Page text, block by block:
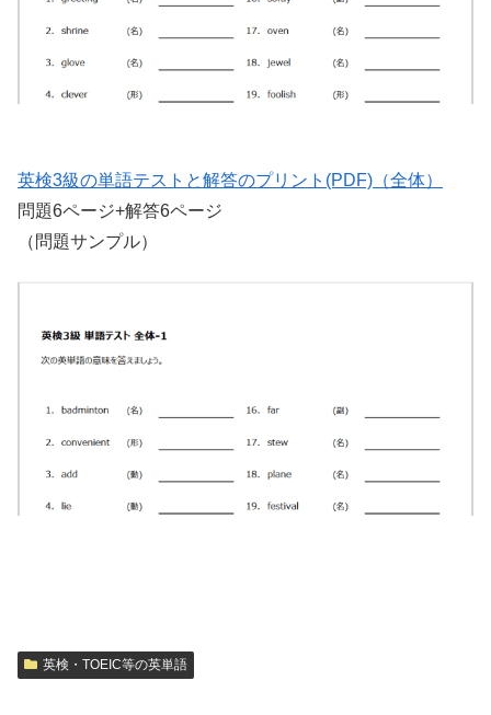
英検3級の単語テストと解答のプリント(PDF)（全体）
問題6ページ+解答6ページ
（問題サンプル）
英検・TOEIC等の英単語